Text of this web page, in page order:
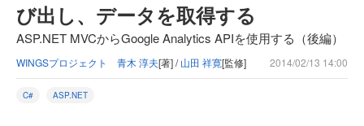
び出し、データを取得する
ASP.NET MVCからGoogle Analytics APIを使用する（後編）
WINGSプロジェクト 青木 淳夫[著] /山田 祥寛[監修] 2014/02/13 14:00
C# ASP.NET